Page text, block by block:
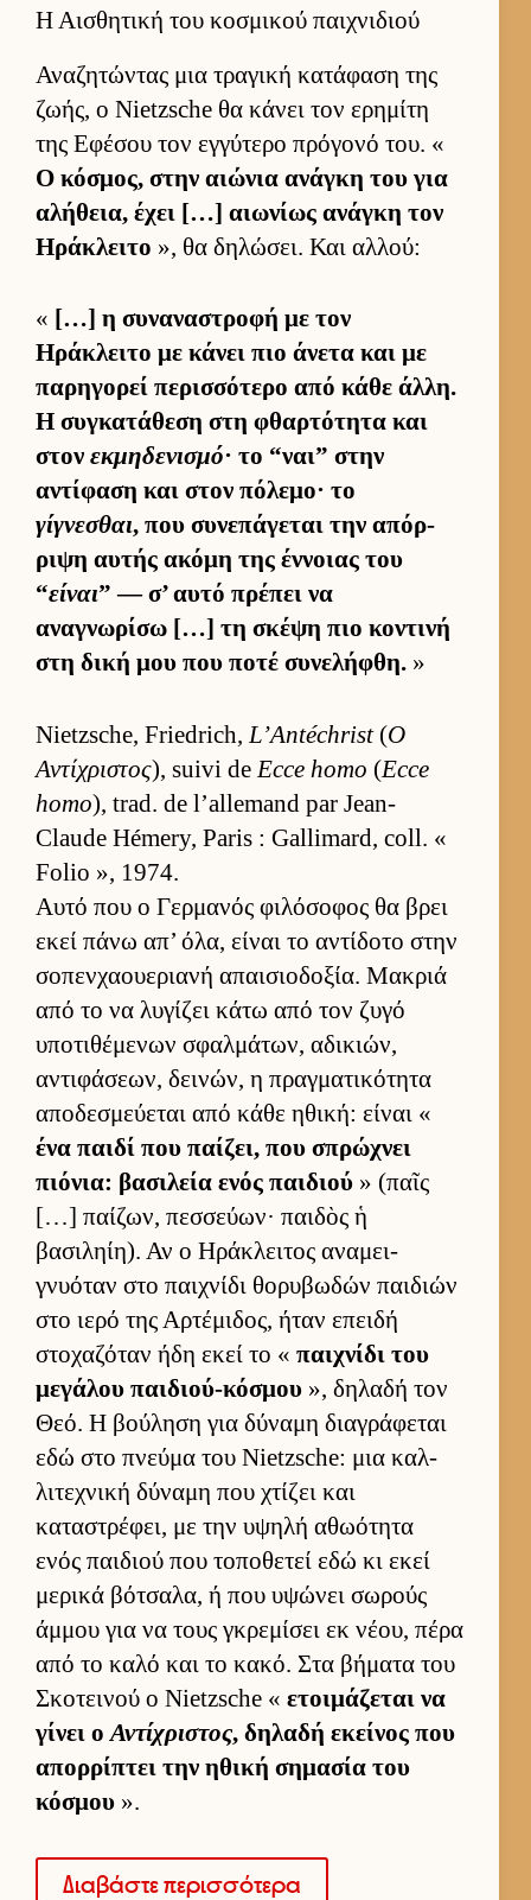
Η Αισθητική του κοσμικού παιχνιδιού
Αναζητώντας μια τραγική κατάφαση της
ζωής, ο Nietzsche θα κάνει τον ερημίτη
της Εφέσου τον εγ­γύτερο πρόγονό του. «
Ο κόσμος, στην αιώνια ανάγκη του για
αλήθεια, έχει […] αιω­νίως ανάγκη τον
Ηράκλειτο », θα δηλώσει. Και αλ­λού:
« […] η συναναστροφή με τον
Ηράκλειτο με κάνει πιο άνετα και με
παρηγορεί περισ­σότερο από κάθε άλ­λη.
Η συγκατάθεση στη φθαρ­τότητα και
στον εκμηδενισμό· το “ναι” στην
αντίφαση και στον πόλεμο· το
γίγνεσθαι, που συνεπάγεται την απόρ­
ριψη αυ­τής ακόμη της έν­νοιας του
“είναι” — σ’ αυτό πρέπει να
αναγνωρίσω […] τη σκέψη πιο κοντινή
στη δική μου που ποτέ συνελήφθη. »
Nietzsche, Friedrich,L’Antéchrist(Ο
Αντίχριστος), suivi deEcce homo (Ecce
homo), trad. de l’allemand par Jean-
Claude Hémery, Paris : Gallimard, coll. «
Folio », 1974.
Αυτό που ο Γερ­μανός φιλόσοφος θα βρει
εκεί πάνω απ’ όλα, εί­ναι το αντίδοτο στην
σοπεν­χαου­εριανή απαι­σιο­δοξία. Μακριά
από το να λυγίζει κάτω από τον ζυγό
υποτιθέμενων σφαλ­μάτων, αδικιών,
αντιφάσεων, δει­νών, η πραγ­ματικότητα
αποδεσμεύ­εται από κάθε ηθική: εί­ναι «
ένα παιδί που παί­ζει, που σπρώχνει
πιόνια: βασιλεία ενός παι­διού » (παῖς
[…] παί­ζων, πεσ­σεύ­ων· παι­δὸς ἡ
βασιληίη). Αν ο Ηράκλει­τος αναμει­
γνυόταν στο παι­χνίδι θορυβωδών παι­διών
στο ιερό της Αρ­τέμιδος, ήταν επειδή
στοχαζόταν ήδη εκεί το « παι­χνίδι του
μεγάλου παι­διού-κόσμου », δηλαδή τον
Θεό. Η βού­ληση για δύναμη δια­γράφεται
εδώ στο πνεύμα του Nietzsche: μια καλ­
λιτεχνική δύναμη που χτίζει και
καταστρέφει, με την υψηλή αθωότητα
ενός παι­διού που τοποθετεί εδώ κι εκεί
μερικά βότσαλα, ή που υψώνει σωρούς
άμ­μου για να τους γκρεμίσει εκ νέου, πέρα
από το καλό και το κακό. Στα βήματα του
Σκοτει­νού ο Nietzsche « ετοι­μάζεται να
γίνει οΑντίχριστος, δηλαδή εκεί­νος που
απορ­ρίπτει την ηθική σημασία του
κόσμου ».
Δια­βάστε περισ­σότερα